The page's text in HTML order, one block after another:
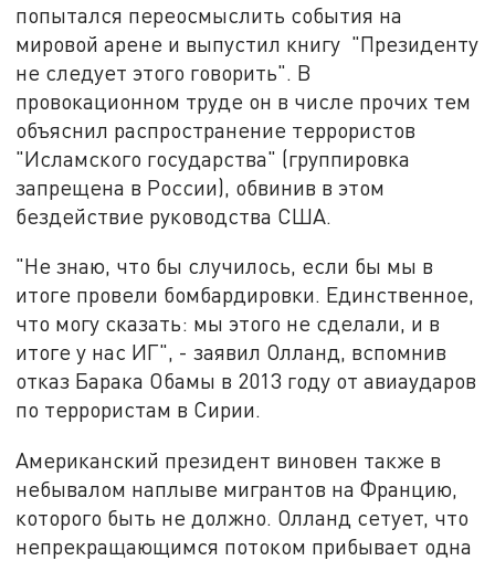
попытался переосмыслить события на
мировой арене и выпустил книгу "Президенту
не следует этого говорить". В
провокационном труде он в числе прочих тем
объяснил распространение террористов
"Исламского государства" (группировка
запрещена в России), обвинив в этом
бездействие руководства США.
"Не знаю, что бы случилось, если бы мы в
итоге провели бомбардировки. Единственное,
что могу сказать: мы этого не сделали, и в
итоге у нас ИГ", - заявил Олланд, вспомнив
отказ Барака Обамы в 2013 году от авиаударов
по террористам в Сирии.
Американский президент виновен также в
небывалом наплыве мигрантов на Францию,
которого быть не должно. Олланд сетует, что
непрекращающимся потоком прибывает одна